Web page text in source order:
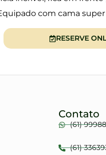
com cama
RESERVE
Contato
(61)
(61)